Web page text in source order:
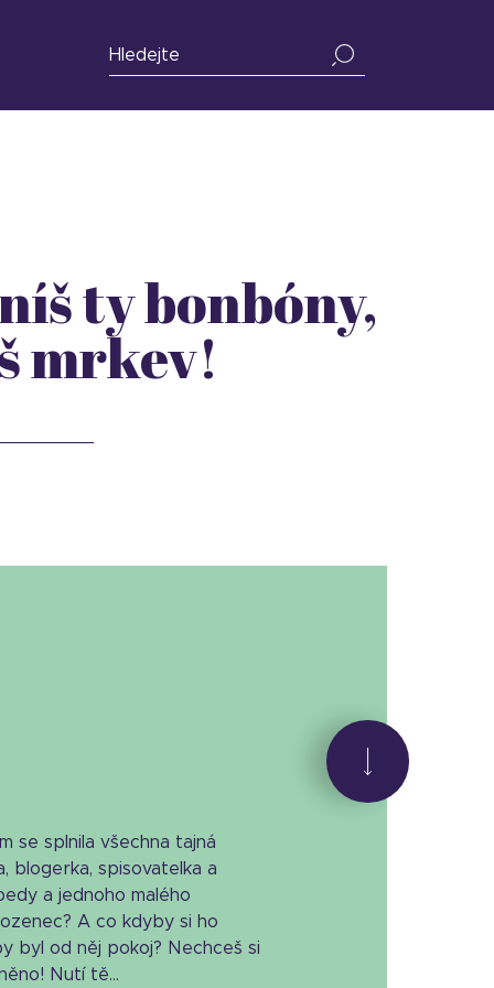
ty bonbóny,
mrkev!
se splnila všechna tajná
blogerka, spisovatelka a
a jednoho malého
A co kdyby si ho
byl od něj pokoj? Nechceš si
Nutí tě...